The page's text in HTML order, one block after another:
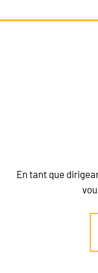
En tant que